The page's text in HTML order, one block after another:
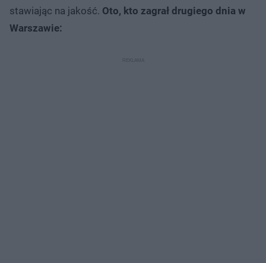
stawiając na jakość. Oto, kto zagrał drugiego dnia w
Warszawie: